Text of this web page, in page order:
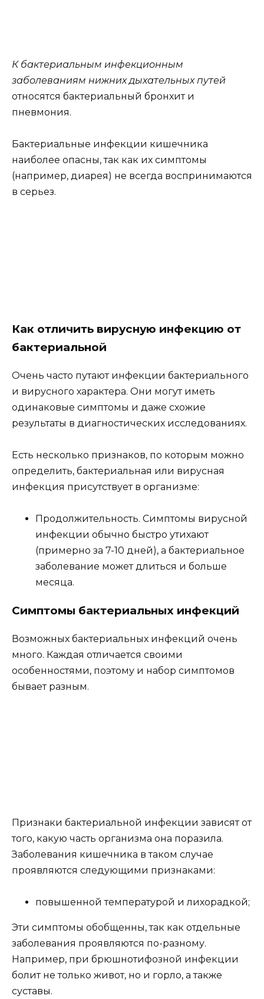
К бактериальным инфекционным
заболеваниям нижних дыхательных путей
относятся бактериальный бронхит и
пневмония.
Бактериальные инфекции кишечника
наиболее опасны, так как их симптомы
(например, диарея) не всегда воспринимаются
в серьез.
Как отличить вирусную инфекцию от
бактериальной
Очень часто путают инфекции бактериального
и вирусного характера. Они могут иметь
одинаковые симптомы и даже схожие
результаты в диагностических исследованиях.
Есть несколько признаков, по которым можно
определить, бактериальная или вирусная
инфекция присутствует в организме:
Продолжительность. Симптомы вирусной
инфекции обычно быстро утихают
(примерно за 7-10 дней), а бактериальное
заболевание может длиться и больше
месяца.
Симптомы бактериальных инфекций
Возможных бактериальных инфекций очень
много. Каждая отличается своими
особенностями, поэтому и набор симптомов
бывает разным.
Признаки бактериальной инфекции зависят от
того, какую часть организма она поразила.
Заболевания кишечника в таком случае
проявляются следующими признаками:
повышенной температурой и лихорадкой;
Эти симптомы обобщенны, так как отдельные
заболевания проявляются по-разному.
Например, при брюшнотифозной инфекции
болит не только живот, но и горло, а также
суставы.